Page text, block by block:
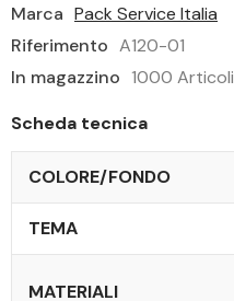
Marca Pack Service Italia
Riferimento A120-01
In magazzino 1000 Articoli
Scheda tecnica
COLORE/FONDO
TEMA
MATERIALI